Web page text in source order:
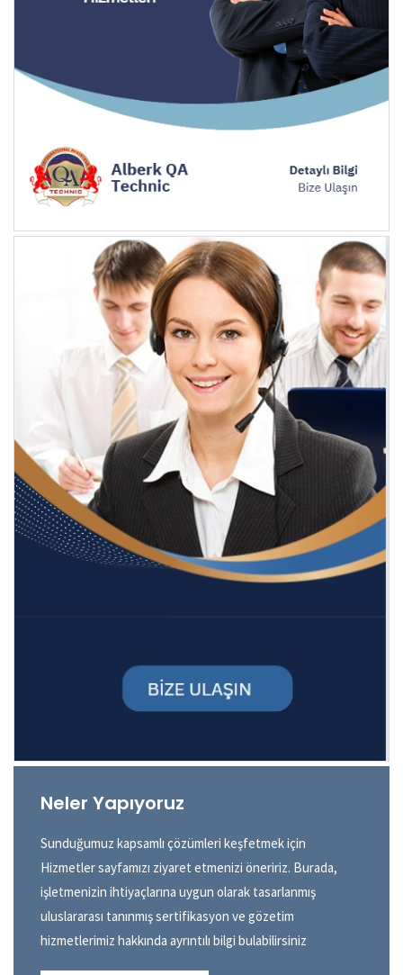
Neler Yapıyoruz
Sunduğumuz kapsamlı çözümleri keşfetmek için
Hizmetler sayfamızı ziyaret etmenizi öneririz. Burada,
işletmenizin ihtiyaçlarına uygun olarak tasarlanmış
uluslararası tanınmış sertifikasyon ve gözetim
hizmetlerimiz hakkında ayrıntılı bilgi bulabilirsiniz